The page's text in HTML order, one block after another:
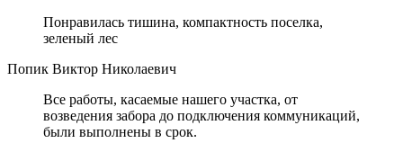
Понравилась тишина, компактность поселка,
зеленый лес
Попик Виктор Николаевич
Все работы, касаемые нашего участка, от
возведения забора до подключения коммуникаций,
были выполнены в срок.